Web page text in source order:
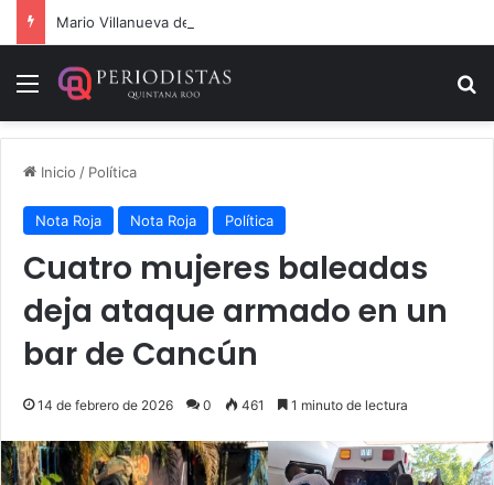
Mario Villanueva desmiente datos falsos sobre su caso
Menú
Inicio / Política
Nota Roja Nota Roja Política
Cuatro mujeres baleadas
deja ataque armado en un
bar de Cancún
14 de febrero de 2026 0 461 1 minuto de lectura